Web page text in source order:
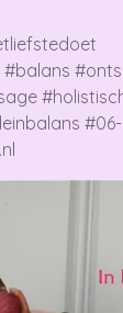
#06-